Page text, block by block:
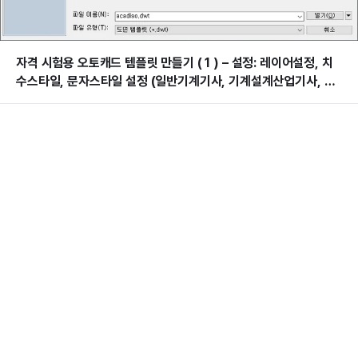
자격 시험용 오토캐드 템플릿 만들기 ( 1 ) – 설정: 레이어설정, 치
수스타일, 문자스타일 설정 (일반기계기사, 기계설계산업기사, 전
산응용기계제도기능사)